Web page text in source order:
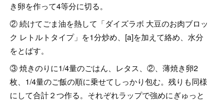
き卵を作って4等分に切る。
② 続けてごま油を熱して「ダイズラボ 大豆のお肉ブロッ
ク レトルトタイプ」を1分炒め、[a]を加えて絡め、水分
をとばす。
③ 焼きのりに1/4量のごはん、レタス、②、薄焼き卵2
枚、1/4量のご飯の順に乗せてしっかり包む。残りも同様
にして合計２つ作る。それぞれラップで強めにぎゅっと